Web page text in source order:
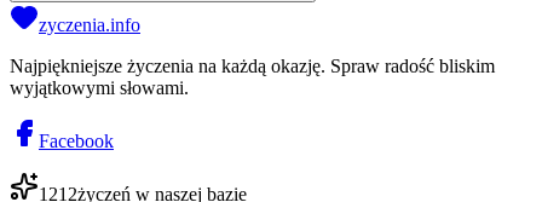
zyczenia.info
Najpiękniejsze życzenia na każdą okazję. Spraw radość bliskim
wyjątkowymi słowami.
Facebook
1212życzeń w naszej bazie